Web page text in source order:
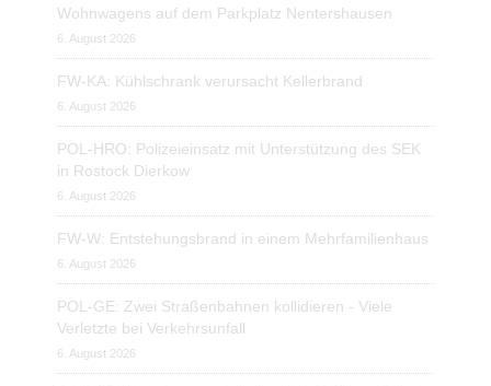
Wohnwagens auf dem Parkplatz Nentershausen
6. August 2026
FW-KA: Kühlschrank verursacht Kellerbrand
6. August 2026
POL-HRO: Polizeieinsatz mit Unterstützung des SEK
in Rostock Dierkow
6. August 2026
FW-W: Entstehungsbrand in einem Mehrfamilienhaus
6. August 2026
POL-GE: Zwei Straßenbahnen kollidieren - Viele
Verletzte bei Verkehrsunfall
6. August 2026